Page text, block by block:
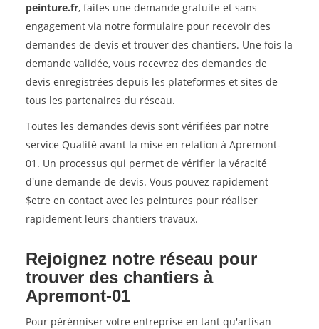
peinture.fr, faites une demande gratuite et sans
engagement via notre formulaire pour recevoir des
demandes de devis et trouver des chantiers. Une fois la
demande validée, vous recevrez des demandes de
devis enregistrées depuis les plateformes et sites de
tous les partenaires du réseau.
Toutes les demandes devis sont vérifiées par notre
service Qualité avant la mise en relation à Apremont-
01. Un processus qui permet de vérifier la véracité
d'une demande de devis. Vous pouvez rapidement
$etre en contact avec les peintures pour réaliser
rapidement leurs chantiers travaux.
Rejoignez notre réseau pour
trouver des chantiers à
Apremont-01
Pour pérénniser votre entreprise en tant qu'artisan